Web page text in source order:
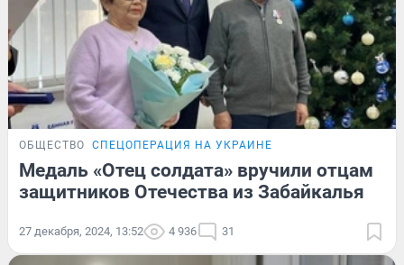
ОБЩЕСТВО СПЕЦОПЕРАЦИЯ НА УКРАИНЕ
Медаль «Отец солдата» вручили отцам
защитников Отечества из Забайкалья
27 декабря, 2024, 13:52 4 936 31